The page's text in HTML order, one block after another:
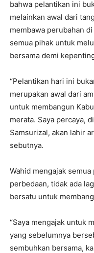
bahwa pelantikan ini
melainkan awal dari
membawa perubahan
semua pihak untuk
bersama demi
“Pelantikan hari ini
merupakan awal dari
untuk membangun
merata. Saya percaya,
Samsurizal, akan lahir
sebutnya.
Wahid mengajak
perbedaan, tidak ada
bersatu untuk
“Saya mengajak untuk
yang sebelumnya
sembuhkan bersama,